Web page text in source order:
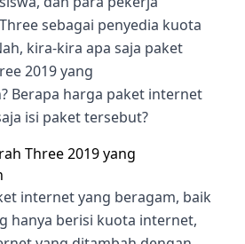
sebagai penyedia kuota
kira-kira apa saja paket
2019yang
Berapa harga paket internet
isi paket tersebut?
Three 2019yang
internet yang beragam, baik
hanya berisi kuota internet,